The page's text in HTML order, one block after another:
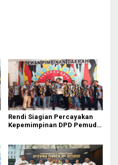
Rendi Siagian Percayakan
Kepemimpinan DPD Pemuda